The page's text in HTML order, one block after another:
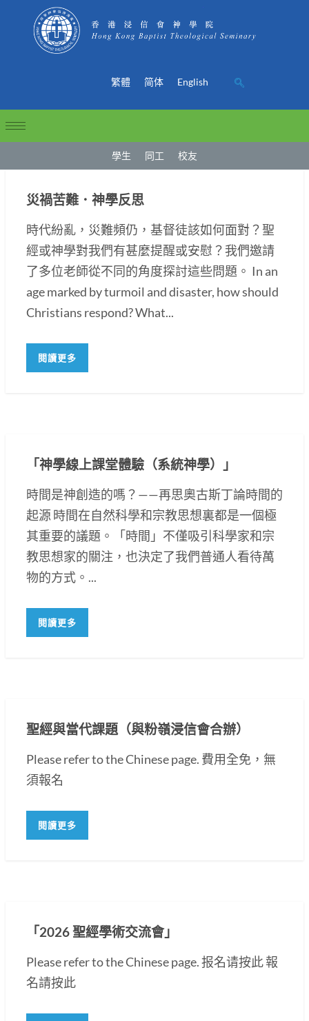
繁體 简体 English
學生 同工 校友
災禍苦難．神學反思
時代紛亂，災難頻仍，基督徒該如何面對？聖
經或神學對我們有甚麼提醒或安慰？我們邀請
了多位老師從不同的角度探討這些問題。 In an
age marked by turmoil and disaster, how should
Christians respond? What...
閱讀更多
「神學線上課堂體驗（系統神學）」
時間是神創造的嗎？——再思奧古斯丁論時間的
起源 時間在自然科學和宗教思想裏都是一個極
其重要的議題。「時間」不僅吸引科學家和宗
教思想家的關注，也決定了我們普通人看待萬
物的方式。...
閱讀更多
聖經與當代課題（與粉嶺浸信會合辦）
Please refer to the Chinese page. 費用全免，無
須報名
閱讀更多
「2026 聖經學術交流會」
Please refer to the Chinese page. 报名请按此 報
名請按此